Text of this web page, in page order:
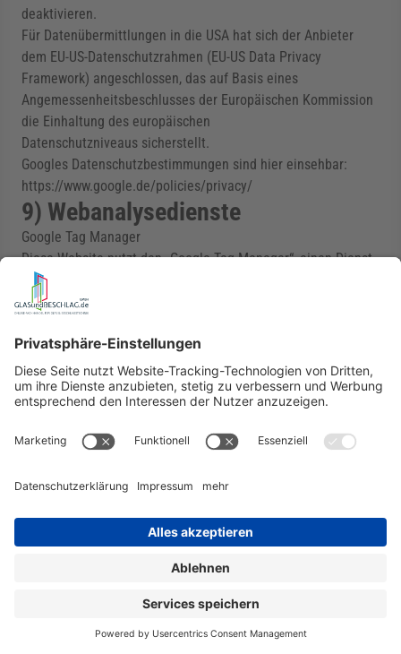
deaktivieren.
Für Datenübermittlungen in die USA hat sich der Anbieter
dem EU-US-Datenschutzrahmen (EU-US Data Privacy
Framework) angeschlossen, das auf Basis eines
Angemessenheitsbeschlusses der Europäischen Kommission
die Einhaltung des europäischen
Datenschutzniveaus sicherstellt.
Googles Datenschutzbestimmungen sind hier einsehbar:
https://www.google.de/policies/privacy/
9) Webanalysedienste
Google Tag Manager
Diese Website nutzt den „Google Tag Manager“, einen Dienst
des folgenden Anbieters: Google Ireland Limited, Gordon
House, Barrow Street, Dublin 4, Irland (nachfolgend:
Der Google Tag Manager bietet eine technische Grundlage
dafür, diverse Webanwendungen, darunter auch Tracking- und
Analysedienste, zu bündeln und über eine einheitliche
Benutzeroberfläche kalibrieren, steuern und an Bedingungen
knüpfen zu können. Der Google Tag Manager selbst speichert
keine Informationen auf Nutzerendgeräten oder liest diese
Datenanalysen vor. Allerdings wird durch den Google Tag
Manager bei Seitenaufruf Ihre IP-Adresse an Google
übertragen und dort gegebenenfalls gespeichert. Auch eine
Übermittlung an Server von Google LLC. In den USA ist
Diese Verarbeitung wird nur dann vollzogen, wenn Sie uns
Einwilligung erteilt haben. Ohne diese Einwilligungserteilung